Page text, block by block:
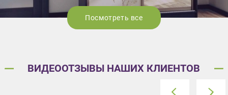
Посмотреть все
ВИДЕООТЗЫВЫ НАШИХ КЛИЕНТОВ
next